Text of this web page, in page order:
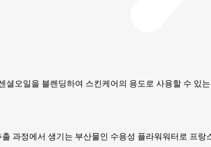
셜오일을 블렌딩하여 스킨케어의 용도로 사용할 수 있
과정에서 생기는 부산물인 수용성 플라워워터로 프랑